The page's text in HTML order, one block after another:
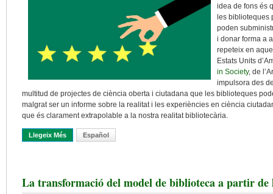
idea de fons és
les biblioteques
poden
i donar forma a
repeteix en
Estats Units
in Society, de
impulsora des
multitud de projectes de ciència oberta i ciutadana que les biblioteques
malgrat ser un informe sobre la realitat i les experiències en ciència
que és clarament extrapolable a la nostra realitat bibliotecària.
Llegeix Més Sobre Una Guia Senzilla I Clara Per Impulsar La Ciència
Español
La transformació del model de biblioteca a partir